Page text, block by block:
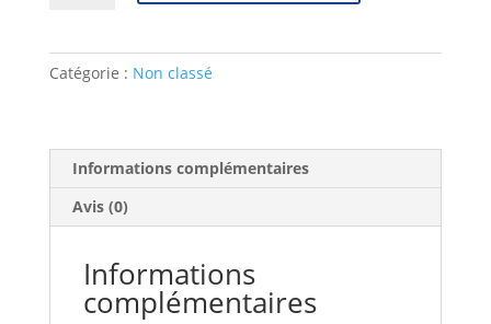
Pompe
Balance
Catégorie : Non classé
Informations complémentaires
Avis (0)
Informations
complémentaires